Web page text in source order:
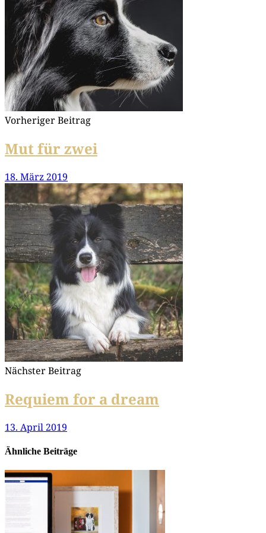
Vorheriger Beitrag
Mut für zwei
18. März 2019
Nächster Beitrag
Requiem for a dream
13. April 2019
Ähnliche Beiträge